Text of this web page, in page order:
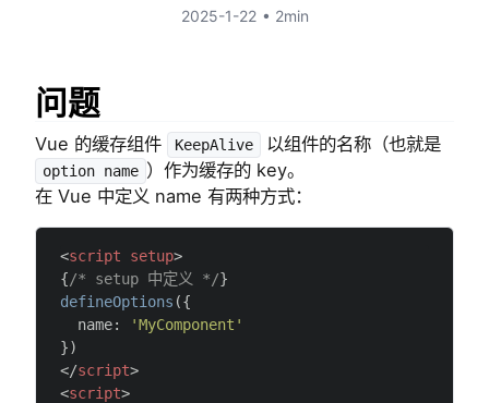
2025-1-22 • 2min
问题
Vue 的缓存组件 KeepAlive 以组件的名称（也就是
option name ）作为缓存的 key。
在 Vue 中定义 name 有两种方式：
<script setup>
{/* setup 中定义 */}
defineOptions ({
  name:
'MyComponent'
})
</script>
<script>